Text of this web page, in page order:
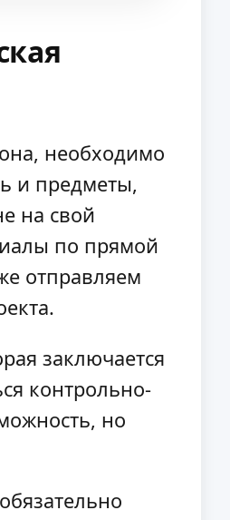
необходимо
и предметы,
на свой
по прямой
отправляем
заключается
контрольно-
но